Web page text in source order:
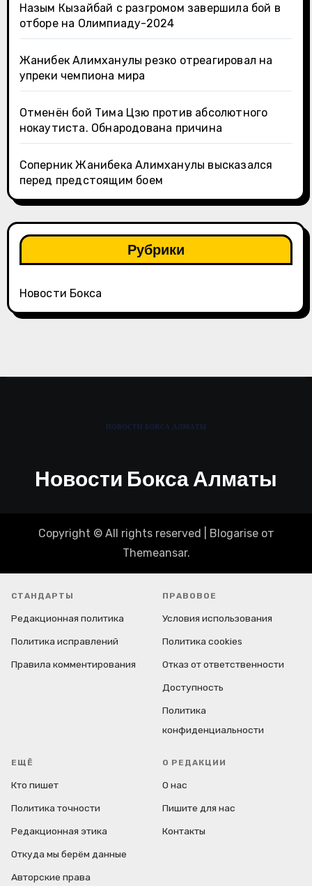
Назым Кызайбай с разгромом завершила бой в
отборе на Олимпиаду-2024
Жанибек Алимханулы резко отреагировал на
упреки чемпиона мира
Отменён бой Тима Цзю против абсолютного
нокаутиста. Обнародована причина
Соперник Жанибека Алимханулы высказался
перед предстоящим боем
Рубрики
Новости Бокса
Новости Бокса Алматы
Copyright © All rights reserved Blogariseот
Themeansar.
СТАНДАРТЫ
Редакционная политика
Политика исправлений
Правила комментирования
ПРАВОВОЕ
Условия использования
Политика cookies
Отказ от ответственности
Доступность
Политика
конфиденциальности
ЕЩЁ
Кто пишет
Политика точности
Редакционная этика
Откуда мы берём данные
Авторские права
О РЕДАКЦИИ
О нас
Пишите для нас
Контакты